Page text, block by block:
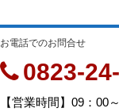
お電話でのお問合せ
0823-
【営業時間】09：00